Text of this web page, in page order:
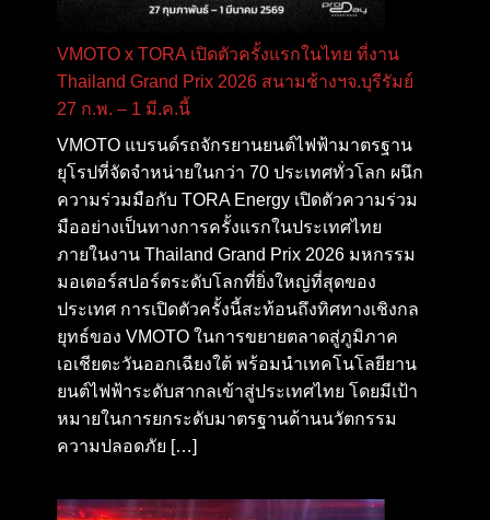
VMOTO x TORA เปิดตัวครั้งแรกในไทย ที่งาน
Thailand Grand Prix 2026 สนามช้างฯจ.บุรีรัมย์
27 ก.พ. – 1 มี.ค.นี้
VMOTO แบรนด์รถจักรยานยนต์ไฟฟ้ามาตรฐาน
ยุโรปที่จัดจำหน่ายในกว่า 70 ประเทศทั่วโลก ผนึก
ความร่วมมือกับ TORA Energy เปิดตัวความร่วม
มืออย่างเป็นทางการครั้งแรกในประเทศไทย
ภายในงาน Thailand Grand Prix 2026 มหกรรม
มอเตอร์สปอร์ตระดับโลกที่ยิ่งใหญ่ที่สุดของ
ประเทศ การเปิดตัวครั้งนี้สะท้อนถึงทิศทางเชิงกล
ยุทธ์ของ VMOTO ในการขยายตลาดสู่ภูมิภาค
เอเชียตะวันออกเฉียงใต้ พร้อมนำเทคโนโลยียาน
ยนต์ไฟฟ้าระดับสากลเข้าสู่ประเทศไทย โดยมีเป้า
หมายในการยกระดับมาตรฐานด้านนวัตกรรม
ความปลอดภัย […]